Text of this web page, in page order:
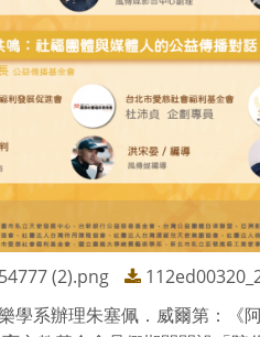
(2).png
學系辦理朱塞佩．威爾第：《